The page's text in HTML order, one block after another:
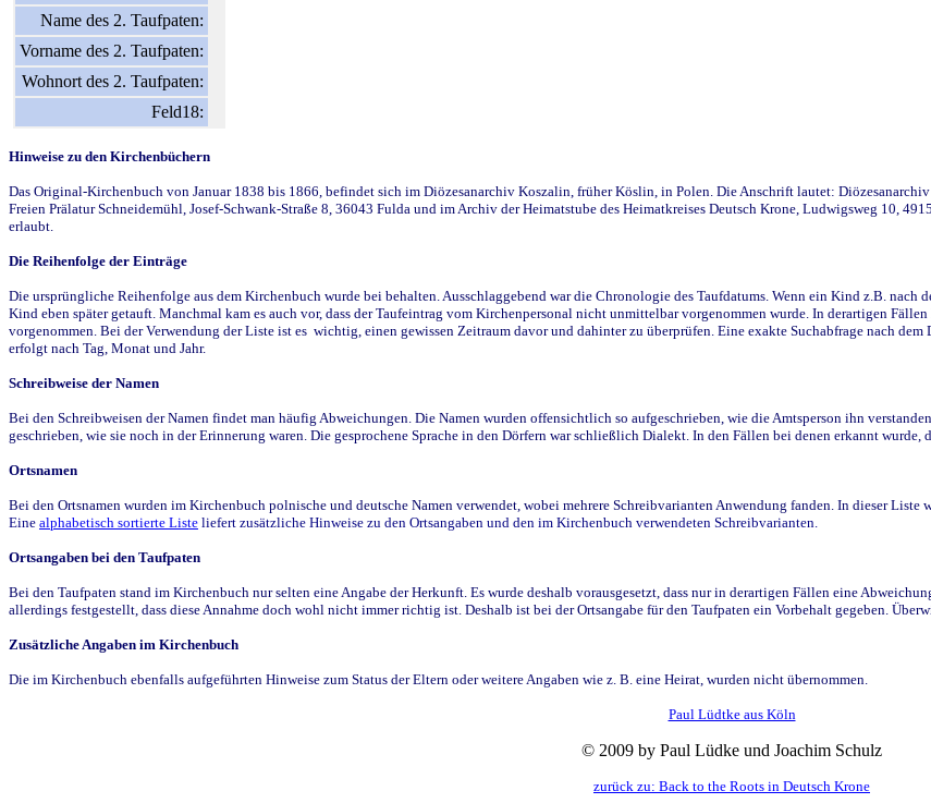
Name des 2. Taufpaten:
Vorname des 2. Taufpaten:
Wohnort des 2. Taufpaten:
Feld18:
Hinweise zu den Kirchenbüchern
Das Original-Kirchenbuch von Januar 1838 bis 1866, befindet sich im Diözesanarchiv Koszalin, früher Köslin, in Polen. Die Anschrift lautet:
Freien Prälatur Schneidemühl, Josef-Schwank-Straße 8, 36043 Fulda und im Archiv der Heimatstube des Heimatkreises Deutsch Krone, Ludwigsweg 10,
erlaubt.
Die Reihenfolge der Einträge
Die ursprüngliche Reihenfolge aus dem Kirchenbuch wurde bei behalten. Ausschlaggebend war die Chronologie des Taufdatums. Wenn ein Kind z.B.
Kind eben später getauft. Manchmal kam es auch vor, dass der Taufeintrag vom Kirchenpersonal nicht unmittelbar vorgenommen wurde. In derartigen
vorgenommen. Bei der Verwendung der Liste ist es wichtig, einen gewissen Zeitraum davor und dahinter zu überprüfen. Eine exakte Suchabfrage nach
erfolgt nach Tag, Monat und Jahr.
Schreibweise der Namen
Bei den Schreibweisen der Namen findet man häufig Abweichungen. Die Namen wurden offensichtlich so aufgeschrieben, wie die Amtsperson ihn
geschrieben, wie sie noch in der Erinnerung waren. Die gesprochene Sprache in den Dörfern war schließlich Dialekt. In den Fällen bei denen erkannt
Ortsnamen
Bei den Ortsnamen wurden im Kirchenbuch polnische und deutsche Namen verwendet, wobei mehrere Schreibvarianten Anwendung fanden. In dieser Liste
Eine alphabetisch sortierte Liste liefert zusätzliche Hinweise zu den Ortsangaben und den im Kirchenbuch verwendeten Schreibvarianten.
Ortsangaben bei den Taufpaten
Bei den Taufpaten stand im Kirchenbuch nur selten eine Angabe der Herkunft. Es wurde deshalb vorausgesetzt, dass nur in derartigen Fällen eine
allerdings festgestellt, dass diese Annahme doch wohl nicht immer richtig ist. Deshalb ist bei der Ortsangabe für den Taufpaten ein Vorbehalt gegeben.
Zusätzliche Angaben im Kirchenbuch
Die im Kirchenbuch ebenfalls aufgeführten Hinweise zum Status der Eltern oder weitere Angaben wie z. B. eine Heirat, wurden nicht übernommen.
Paul Lüdtke aus Köln
© 2009 by Paul Lüdke und Joachim Schulz
zurück zu: Back to the Roots in Deutsch Krone